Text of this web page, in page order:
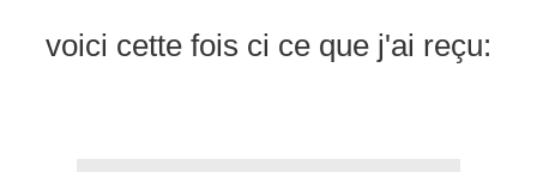
voici cette fois ci ce que j'ai reçu: